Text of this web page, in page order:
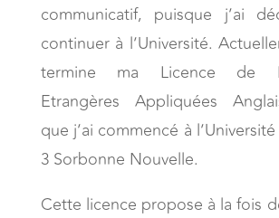
communicatif, puisque j’ai
continuer à l’Université.
termine ma Licence de
Etrangères Appliquées
que j’ai commencé à
3 Sorbonne Nouvelle.
Cette licence propose à la fois